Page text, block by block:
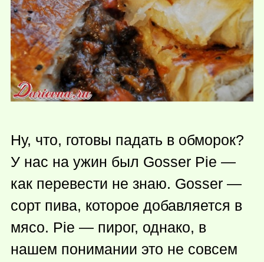
Ну, что, готовы падать в обморок?
У нас на ужин был Gosser Pie —
как перевести не знаю. Gosser —
сорт пива, которое добавляется в
мясо. Pie — пирог, однако, в
нашем понимании это не совсем